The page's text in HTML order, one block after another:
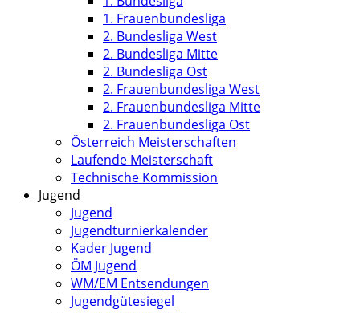
1. Frauenbundesliga
2. Bundesliga West
2. Bundesliga Mitte
2. Bundesliga Ost
2. Frauenbundesliga West
2. Frauenbundesliga Mitte
2. Frauenbundesliga Ost
Österreich Meisterschaften
Laufende Meisterschaft
Technische Kommission
Jugend
Jugend
Jugendturnierkalender
Kader Jugend
ÖM Jugend
WM/EM Entsendungen
Jugendgütesiegel